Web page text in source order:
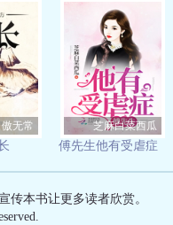
傲无常 芝麻白菜西瓜
傅先生他有受虐症
传本书让更多读者欣赏。